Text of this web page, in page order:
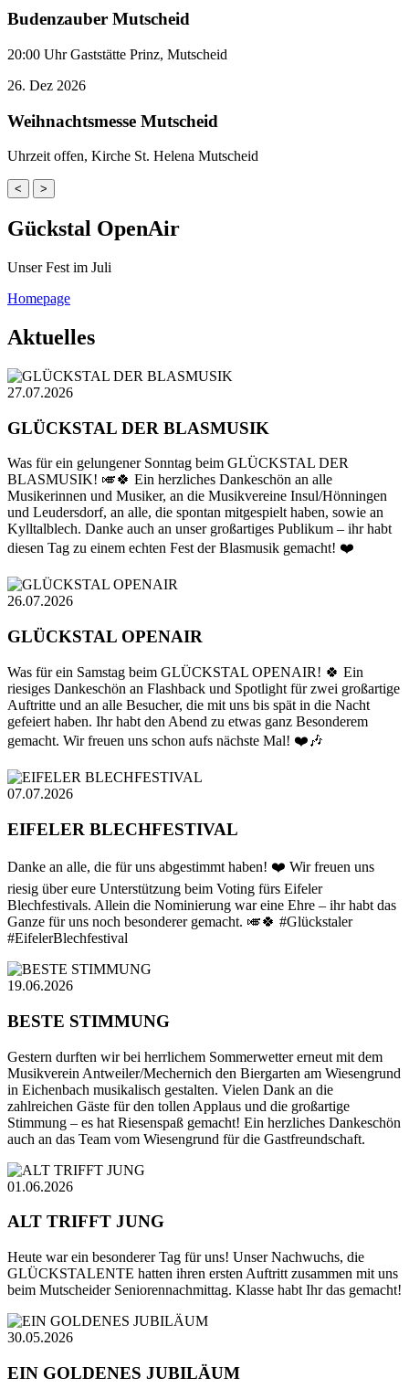
Budenzauber Mutscheid
20:00 Uhr Gaststätte Prinz, Mutscheid
26. Dez 2026
Weihnachtsmesse Mutscheid
Uhrzeit offen, Kirche St. Helena Mutscheid
< >
Gückstal OpenAir
Unser Fest im Juli
Homepage
Aktuelles
27.07.2026
GLÜCKSTAL DER BLASMUSIK
Was für ein gelungener Sonntag beim GLÜCKSTAL DER
BLASMUSIK! 🎺🍀 Ein herzliches Dankeschön an alle
Musikerinnen und Musiker, an die Musikvereine Insul/Hönningen
und Leudersdorf, an alle, die spontan mitgespielt haben, sowie an
Kylltalblech. Danke auch an unser großartiges Publikum – ihr habt
diesen Tag zu einem echten Fest der Blasmusik gemacht! ❤️
26.07.2026
GLÜCKSTAL OPENAIR
Was für ein Samstag beim GLÜCKSTAL OPENAIR! 🍀 Ein
riesiges Dankeschön an Flashback und Spotlight für zwei großartige
Auftritte und an alle Besucher, die mit uns bis spät in die Nacht
gefeiert haben. Ihr habt den Abend zu etwas ganz Besonderem
gemacht. Wir freuen uns schon aufs nächste Mal! ❤️🎶
07.07.2026
EIFELER BLECHFESTIVAL
Danke an alle, die für uns abgestimmt haben! ❤️ Wir freuen uns
riesig über eure Unterstützung beim Voting fürs Eifeler
Blechfestivals. Allein die Nominierung war eine Ehre – ihr habt das
Ganze für uns noch besonderer gemacht. 🎺🍀 #Glückstaler
#EifelerBlechfestival
19.06.2026
BESTE STIMMUNG
Gestern durften wir bei herrlichem Sommerwetter erneut mit dem
Musikverein Antweiler/Mechernich den Biergarten am Wiesengrund
in Eichenbach musikalisch gestalten. Vielen Dank an die
zahlreichen Gäste für den tollen Applaus und die großartige
Stimmung – es hat Riesenspaß gemacht! Ein herzliches Dankeschön
auch an das Team vom Wiesengrund für die Gastfreundschaft.
01.06.2026
ALT TRIFFT JUNG
Heute war ein besonderer Tag für uns! Unser Nachwuchs, die
GLÜCKSTALENTE hatten ihren ersten Auftritt zusammen mit uns
beim Mutscheider Seniorennachmittag. Klasse habt Ihr das gemacht!
30.05.2026
EIN GOLDENES JUBILÄUM